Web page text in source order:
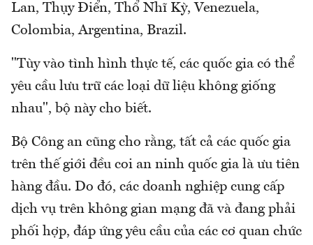
Lan, Thụy Điển, Thổ Nhĩ Kỳ, Venezuela,
Colombia, Argentina, Brazil.
"Tùy vào tình hình thực tế, các quốc gia có thể
yêu cầu lưu trữ các loại dữ liệu không giống
nhau", bộ này cho biết.
Bộ Công an cũng cho rằng, tất cả các quốc gia
trên thế giới đều coi an ninh quốc gia là ưu tiên
hàng đầu. Do đó, các doanh nghiệp cung cấp
dịch vụ trên không gian mạng đã và đang phải
phối hợp, đáp ứng yêu cầu của các cơ quan chức